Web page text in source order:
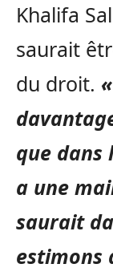
Khalifa
saurait
du droit.
que dans
a une
saurait
estimons